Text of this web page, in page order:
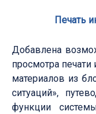
Печать
Добавлена
просмотра
материалов из
ситуаций»,
функции